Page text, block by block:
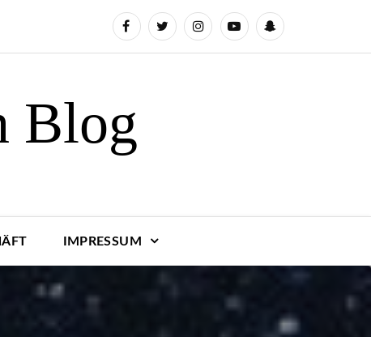
Blog
IMPRESSUM